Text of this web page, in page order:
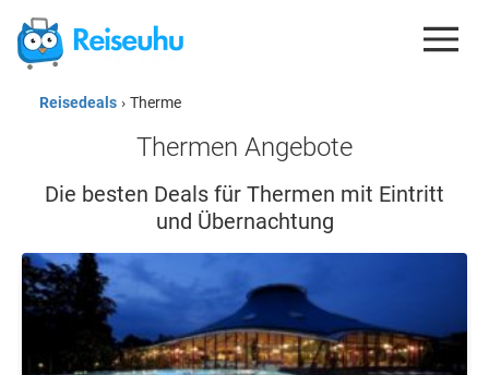
REISEDEALS
GUTSCHEINE
KREDITKARTEN
ESIM
REISEBLOG
Reisedeals › Therme
Thermen Angebote
Die besten Deals für Thermen mit Eintritt
und Übernachtung